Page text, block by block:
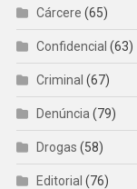
Cárcere (65)
Confidencial (63)
Criminal (67)
Denúncia (79)
Drogas (58)
Editorial (76)